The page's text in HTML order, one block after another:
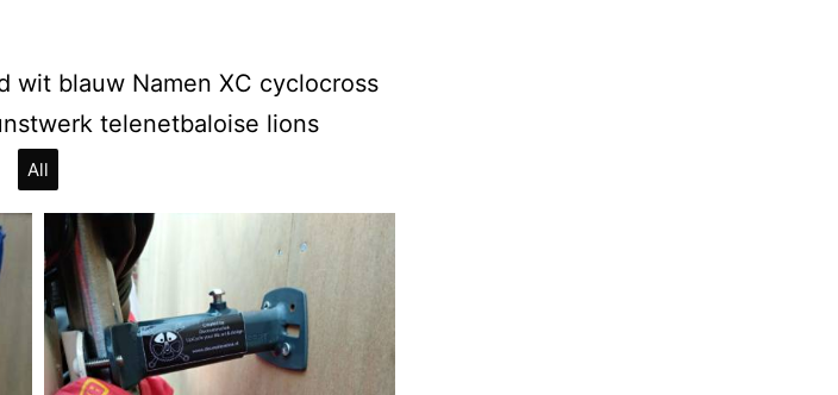
wit blauw Namen XC cyclocross
telenetbaloise lions
All